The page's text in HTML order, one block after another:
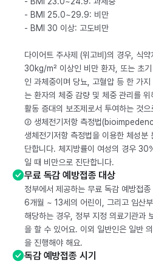
- BMI 25.0~29.9: 비만
- BMI 30 이상: 고도비만
다이어트 주사제 (위고비)의 경우, 식
30kg/m² 이상인 비만 환자, 또는 초
인 과체중이며 당뇨, 고혈압 등 한 가
는 환자의 체중 감량 및 체중 관리를
활동 증대의 보조제로서 투여하는 것
② 생체전기저항 측정법
생체전기저항 측정법을 이용한 체성분
단합니다. 체지방률이 여성의 경우
일 때 비만으로 진단합니다.
무료 독감 예방접종 대상
정부에서 제공하는 무료 독감 예방접
6개월 ~ 13세의 어린이, 그리고 임산
해당하는 경우, 정부 지정 의료기관과
을 할 수 있어요. 이외 일반인은 일반
을 진행해야 해요.
독감 예방접종 시기